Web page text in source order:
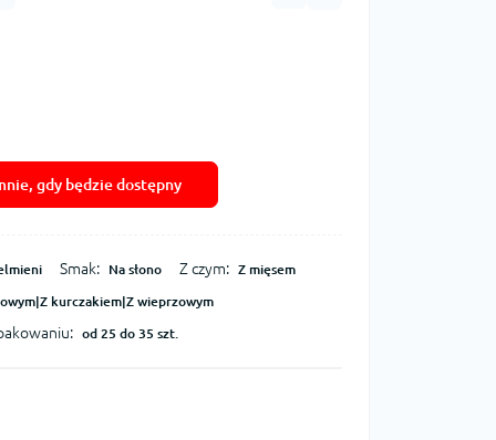
gdy będzie dostępny
Smak: Na słono Z czym: Z mięsem
kurczakiem|Z wieprzowym
od 25 do 35 szt.